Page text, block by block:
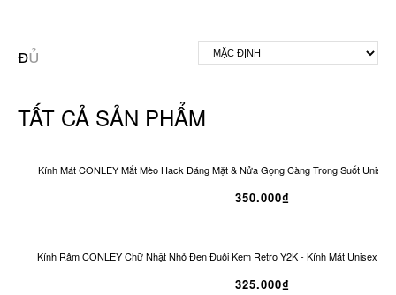
TẤT CẢ SẢN PHẨM
Kính Mát CONLEY Mắt Mèo Hack Dáng Mặt & Nửa Gọng Càng Trong Suốt
350.000₫
Kính Râm CONLEY Chữ Nhật Nhỏ Đen Đuôi Kem Retro Y2K - Kính Mát Unisex
325.000₫